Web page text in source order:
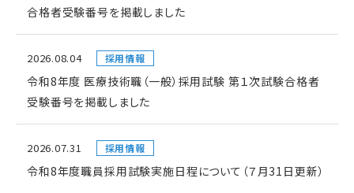
合格者受験番号を掲載しました
2026.08.04 採用情報
令和8年度 医療技術職（一般）採用試験 第１次試験合格者
受験番号を掲載しました
2026.07.31 採用情報
令和8年度職員採用試験実施日程について（７月31日更新）